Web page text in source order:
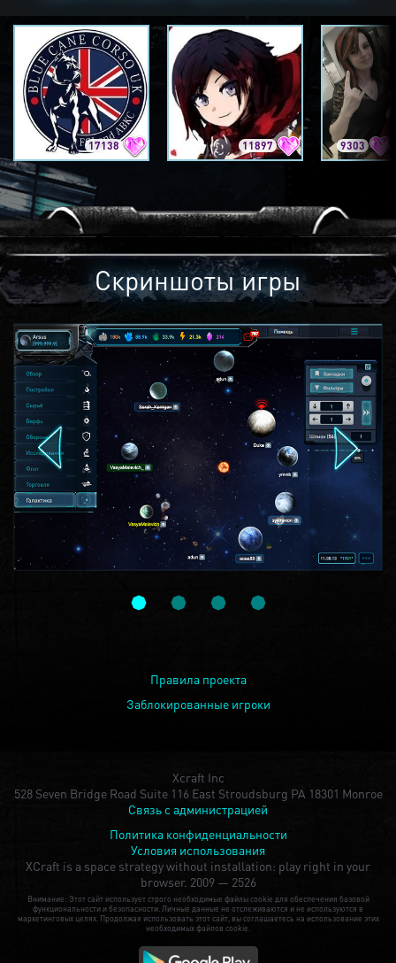
17138 11897 9303
Скриншоты игры
Правила проекта
Заблокированные игроки
Xcraft Inc
528 Seven Bridge Road Suite 116 East Stroudsburg PA 18301 Monroe
Связь с администрацией
Политика конфиденциальности
Условия использования
XCraft is a space strategy without installation: play right in your
browser. 2009 — 2526
Внимание: Этот сайт использует строго необходимые файлы cookie для обеспечения базовой
функциональности и безопасности. Личные данные не отслеживаются и не используются в
маркетинговых целях. Продолжая использовать этот сайт, вы соглашаетесь на использование этих
необходимых файлов cookie.